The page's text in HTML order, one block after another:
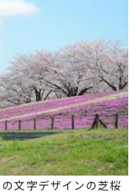
文字デザインの芝桜